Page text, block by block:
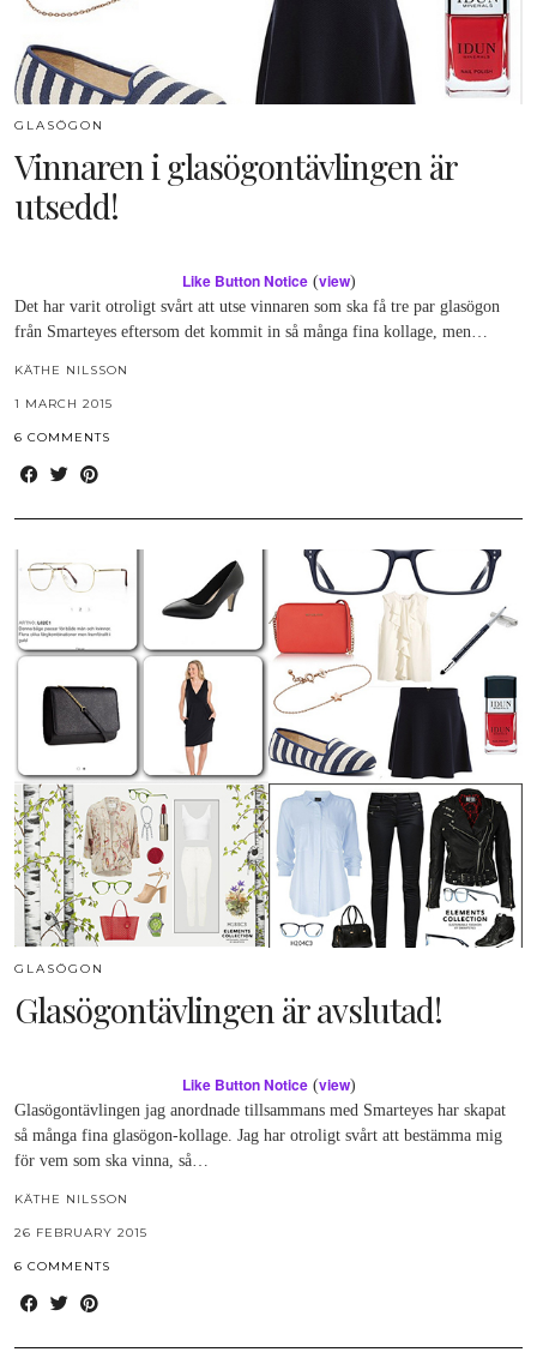
GLASÖGON
Vinnaren i glasögontävlingen är
utsedd!
Like Button Notice(view)
Det har varit otroligt svårt att utse vinnaren som ska få tre par glasögon
från Smarteyes eftersom det kommit in så många fina kollage, men…
KÄTHE NILSSON
1 MARCH 2015
6 COMMENTS
GLASÖGON
Glasögontävlingen är avslutad!
Like Button Notice(view)
Glasögontävlingen jag anordnade tillsammans med Smarteyes har skapat
så många fina glasögon-kollage. Jag har otroligt svårt att bestämma mig
för vem som ska vinna, så…
KÄTHE NILSSON
26 FEBRUARY 2015
6 COMMENTS